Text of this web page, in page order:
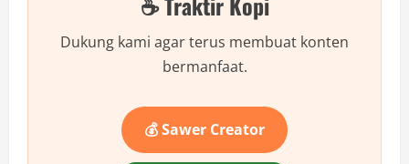
‘Ngulik’
Otak
Gak
Perlu
PC
Sultan!
Dukung kami agar terus membuat konten
bermanfaat.
💰 Sawer Creator